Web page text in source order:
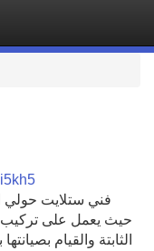
فني ستلايت حولي
حيث يعمل على تركيب
الثابتة والقيام